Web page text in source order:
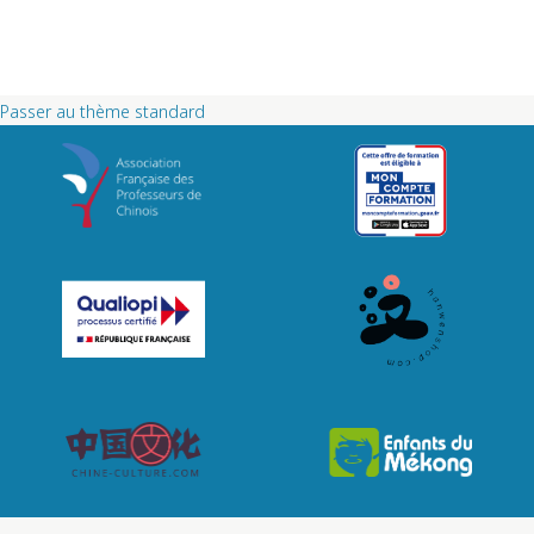
Passer au thème standard